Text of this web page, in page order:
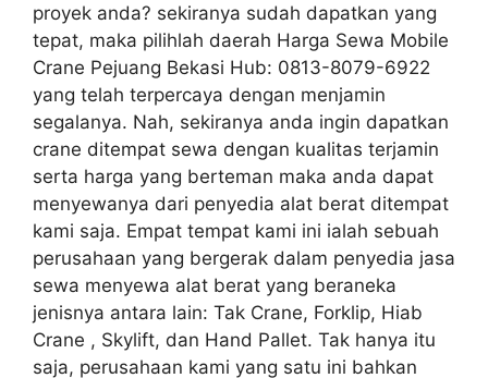
proyek anda? sekiranya sudah dapatkan yang
tepat, maka pilihlah daerah Harga Sewa Mobile
Crane Pejuang Bekasi Hub: 0813-8079-6922
yang telah terpercaya dengan menjamin
segalanya. Nah, sekiranya anda ingin dapatkan
crane ditempat sewa dengan kualitas terjamin
serta harga yang berteman maka anda dapat
menyewanya dari penyedia alat berat ditempat
kami saja. Empat tempat kami ini ialah sebuah
perusahaan yang bergerak dalam penyedia jasa
sewa menyewa alat berat yang beraneka
jenisnya antara lain: Tak Crane, Forklip, Hiab
Crane , Skylift, dan Hand Pallet. Tak hanya itu
saja, perusahaan kami yang satu ini bahkan